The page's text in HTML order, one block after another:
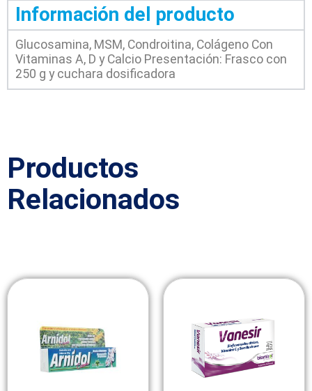
Información del producto
Glucosamina, MSM, Condroitina, Colágeno Con
Vitaminas A, D y Calcio Presentación: Frasco con
250 g y cuchara dosificadora
Productos
Relacionados